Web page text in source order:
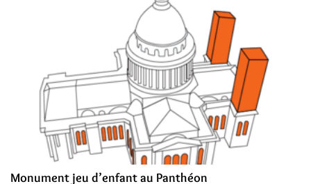
Monument jeu d’enfant au Panthéon